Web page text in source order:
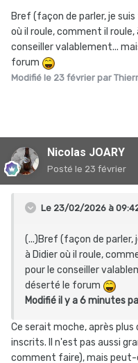
Bref (façon de parler, je
où il roule, comment il
conseiller valablement...
forum
Modifié le 23 février par
Nicolas JOARY
Posté le 23 février
Le 23/02/2026 à
(...)Bref (façon de parler,
à Didier où il roule,
pour le conseiller
déserté le forum
Modifié il y a 6 minutes
Ce serait moche, après
inscrits. Il n'est pas aussi
comment faire), mais peut-